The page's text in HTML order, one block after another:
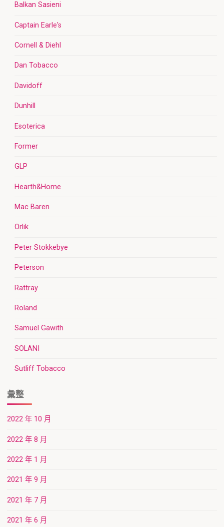
Balkan Sasieni
Captain Earle's
Cornell & Diehl
Dan Tobacco
Davidoff
Dunhill
Esoterica
Former
GLP
Hearth&Home
Mac Baren
Orlik
Peter Stokkebye
Peterson
Rattray
Roland
Samuel Gawith
SOLANI
Sutliff Tobacco
彙整
2022 年 10 月
2022 年 8 月
2022 年 1 月
2021 年 9 月
2021 年 7 月
2021 年 6 月